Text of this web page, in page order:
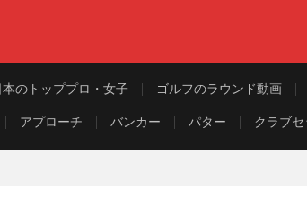
本のトッププロ・女子 ゴルフのラウンド動画
アプローチ バンカー パター クラブ